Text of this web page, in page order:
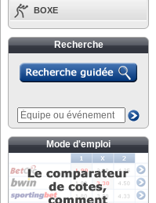
BOXE
Recherche
Mode d'emploi